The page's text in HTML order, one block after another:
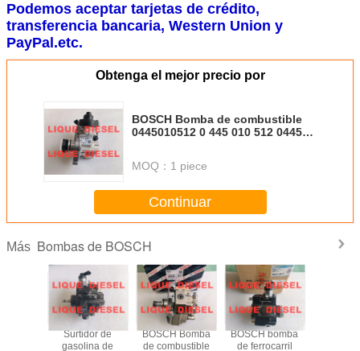
Podemos aceptar tarjetas de crédito,
transferencia bancaria, Western Union y
PayPal.etc.
Obtenga el mejor precio por
BOSCH Bomba de combustible
0445010512 0 445 010 512 0445
MOQ： 1 piece
Continuar
Más Bombas de BOSCH
Surtidor de
gasolina de
BOSCH Bomba
de combustible
BOSCH bomba
de ferrocarril